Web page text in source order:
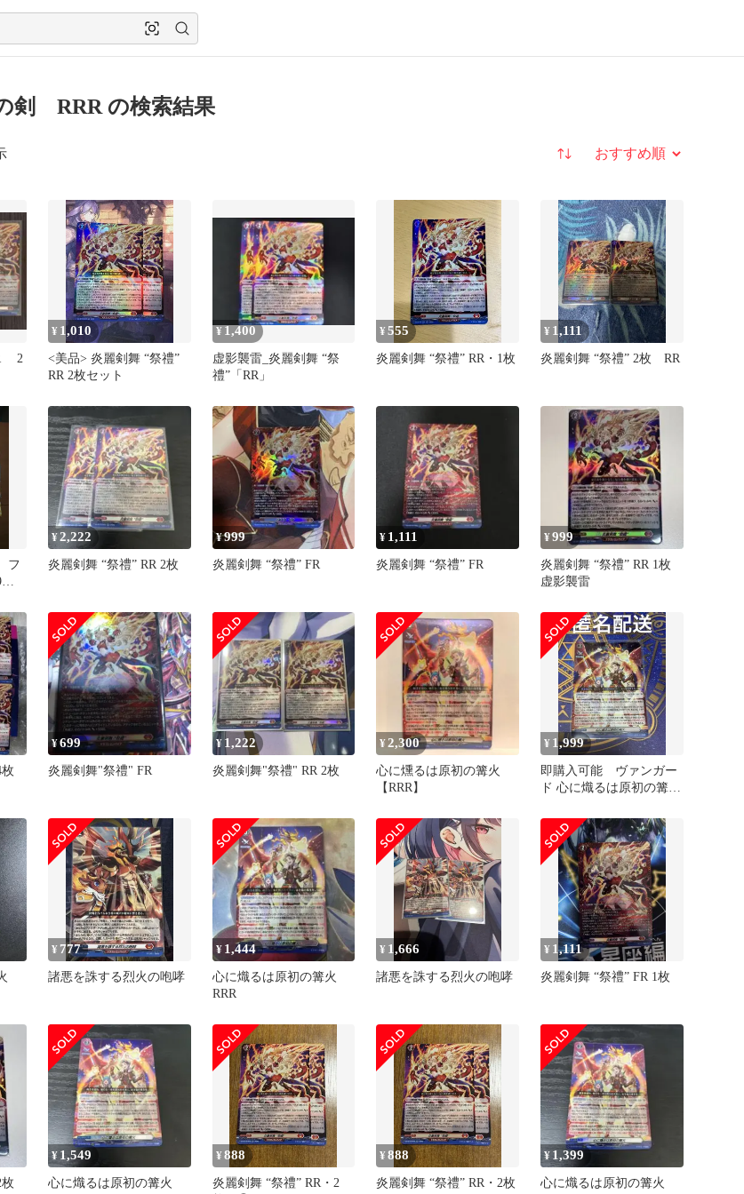
剣 RRR の検索結果
並び替え
2
¥ 1,010
<美品> 炎麗剣舞 “祭禮”
RR 2枚セット
¥ 1,400
虚影襲雷_炎麗剣舞 “祭
禮”「RR」
¥555
炎麗剣舞 “祭禮” RR・1枚
¥ 1,111
炎麗剣舞 “祭禮” 2枚 RR
フ
¥2,222
炎麗剣舞 “祭禮” RR 2枚
¥999
炎麗剣舞 “祭禮” FR
¥ 1,111
炎麗剣舞 “祭禮” FR
¥999
炎麗剣舞 “祭禮” RR 1枚
虚影襲雷
¥699
炎麗剣舞"祭禮" FR
¥ 1,222
炎麗剣舞"祭禮" RR 2枚
¥2,300
心に燻るは原初の篝火
【RRR】
¥ 1,999
即購入可能 ヴァンガー
ド 心に熾るは原初の篝
¥ 777
諸悪を誅する烈火の咆哮
¥ 1,444
心に熾るは原初の篝火
RRR
¥ 1,666
諸悪を誅する烈火の咆哮
¥ 1,111
炎麗剣舞 “祭禮” FR 1枚
¥ 1,549
心に熾るは原初の篝火
¥888
炎麗剣舞 “祭禮” RR・2
¥888
炎麗剣舞 “祭禮” RR・2枚
¥ 1,399
心に熾るは原初の篝火